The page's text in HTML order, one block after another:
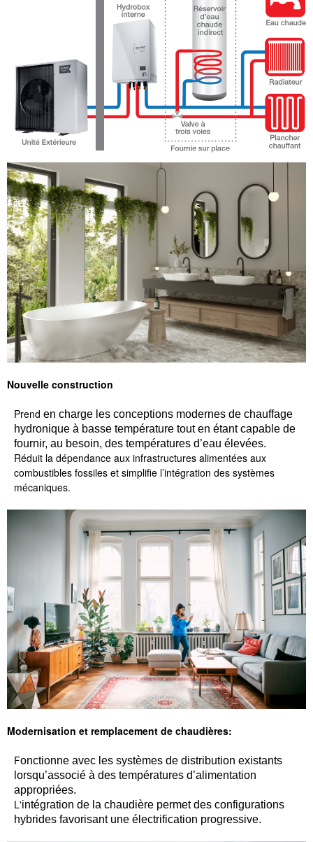
Nouvelle construction
Prend en charge les conceptions modernes de chauffage
hydronique à basse température tout en étant capable de
fournir, au besoin, des températures d’eau élevées.
Réduit la dépendance aux infrastructures alimentées aux
combustibles fossiles et simplifie l’intégration des systèmes
mécaniques.
Modernisation et remplacement de chaudières:
Fonctionne avec les systèmes de distribution existants
lorsqu’associé à des températures d’alimentation
appropriées.
L'intégration de la chaudière permet des configurations
hybrides favorisant une électrification progressive.